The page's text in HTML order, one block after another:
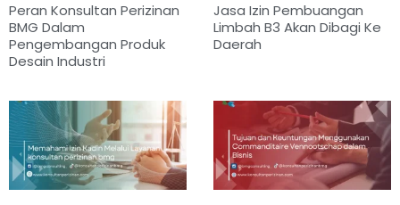
Peran Konsultan Perizinan
BMG Dalam
Pengembangan Produk
Desain Industri
Jasa Izin Pembuangan
Limbah B3 Akan Dibagi Ke
Daerah